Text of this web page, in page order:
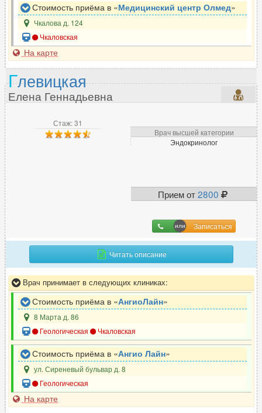
Ц
Цефалголог
Челюстно-лицевой хирург 16
26
4
Стоимость приёма в «Медицинский центр Олмед»
Чкалова д. 124
Чкаловская
На карте
Стаж: 31
Врач высшей категории
Эндокринолог
Прием от2800
Записаться
Глевицкая
Елена Геннадьевна
Читать описание
Врач принимает в следующих клиниках:
Стоимость приёма в «АнгиоЛайн»
8 Марта д. 86
Геологическая
Чкаловская
Стоимость приёма в «Ангио Лайн»
ул. Сиреневый бульвар д. 8
Геологическая
На карте